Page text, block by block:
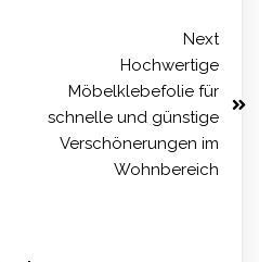
Next
Hochwertige
Möbelklebefolie für
schnelle und günstige
Verschönerungen im
Wohnbereich